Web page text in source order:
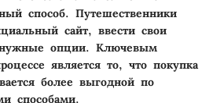
способ. Путешественники
сайт, ввести свои
опции. Ключевым
является то, что покупка
более выгодной по
способами.